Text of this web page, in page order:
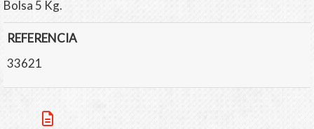
Bolsa 5 Kg.
REFERENCIA
33621